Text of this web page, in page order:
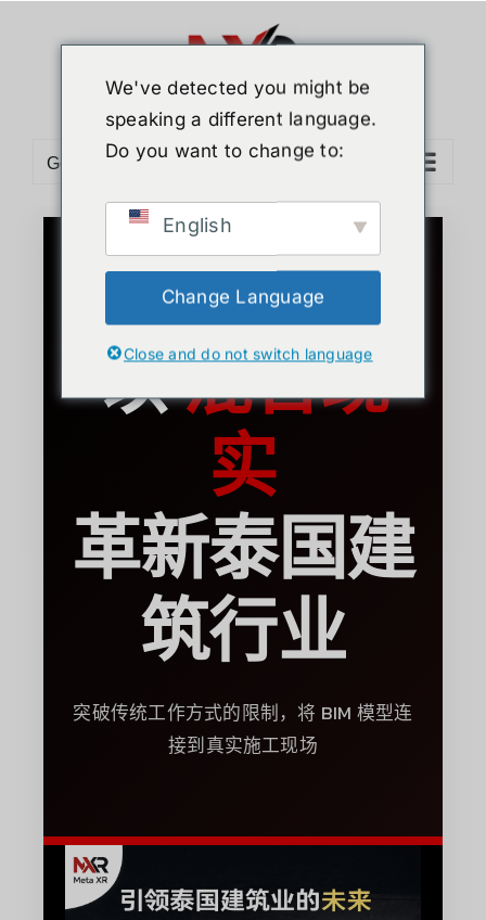
Go to...
建筑业的未来
以混合现
实
革新泰国建
筑行业
突破传统工作方式的限制，将 BIM 模型连
接到真实施工现场
We've detected you might be
speaking a different language.
Do you want to change to:
English
Change Language
Close and do not switch language